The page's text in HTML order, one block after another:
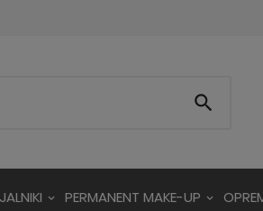

PERMANENT MAKE-UP